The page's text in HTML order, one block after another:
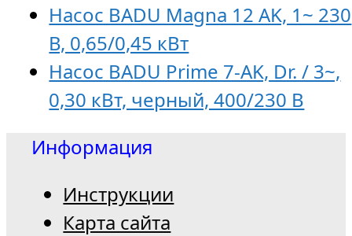
Насос BADU Magna 12 AK, 1~ 230
В, 0,65/0,45 кВт
Насос BADU Prime 7-AK, Dr. / 3~,
0,30 кВт, черный, 400/230 В
Информация
Инструкции
Карта сайта